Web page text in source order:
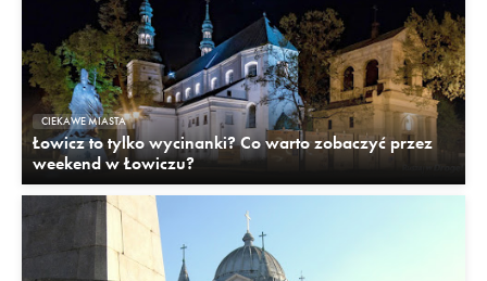
CIEKAWE MIASTA
Łowicz to tylko wycinanki? Co warto zobaczyć przez
weekend w Łowiczu?